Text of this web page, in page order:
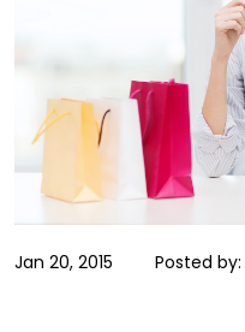
Jan 20, 2015 Posted by: